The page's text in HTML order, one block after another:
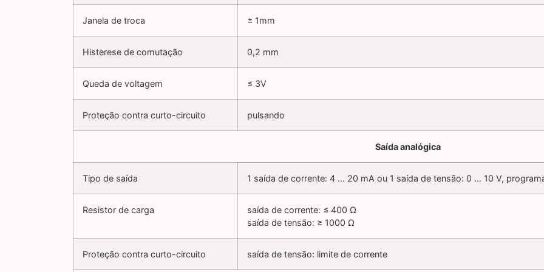
Janela de troca ± 1mm
Histerese de comutação 0,2 mm
Queda de voltagem ≤ 3V
Proteção contra curto-circuito pulsando
Saída analógica
Tipo de saída 1 saída de corrente: 4 … 20 mA ou 1 saída de tensão: 0 … 10 V,
Resistor de carga
saída de corrente: ≤ 400 Ω
saída de tensão: ≥ 1000 Ω
Proteção contra curto-circuito saída de tensão: limite de corrente